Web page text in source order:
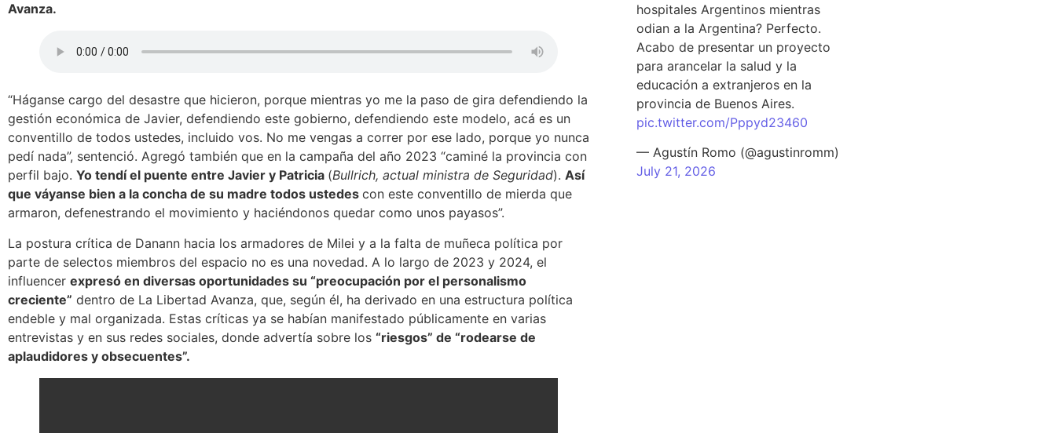
Avanza.
“Háganse cargo del desastre que hicieron, porque mientras yo me la paso de gira defendiendo la
gestión económica de Javier, defendiendo este gobierno, defendiendo este modelo, acá es un
conventillo de todos ustedes, incluido vos. No me vengas a correr por ese lado, porque yo nunca
pedí nada”, sentenció. Agregó también que en la campaña del año 2023 “caminé la provincia con
perfil bajo. Yo tendí el puente entre Javier y Patricia (Bullrich, actual ministra de Seguridad). Así
que váyanse bien a la concha de su madre todos ustedes con este conventillo de mierda que
armaron, defenestrando el movimiento y haciéndonos quedar como unos payasos”.
La postura crítica de Danann hacia los armadores de Milei y a la falta de muñeca política por
parte de selectos miembros del espacio no es una novedad. A lo largo de 2023 y 2024, el
influencer expresó en diversas oportunidades su “preocupación por el personalismo
creciente” dentro de La Libertad Avanza, que, según él, ha derivado en una estructura política
endeble y mal organizada. Estas críticas ya se habían manifestado públicamente en varias
entrevistas y en sus redes sociales, donde advertía sobre los “riesgos” de “rodearse de
aplaudidores y obsecuentes”.
hospitales Argentinos mientras
odian a la Argentina? Perfecto.
Acabo de presentar un proyecto
para arancelar la salud y la
educación a extranjeros en la
provincia de Buenos Aires.
pic.twitter.com/Pppyd23460
— Agustín Romo (@agustinromm)
July 21, 2026